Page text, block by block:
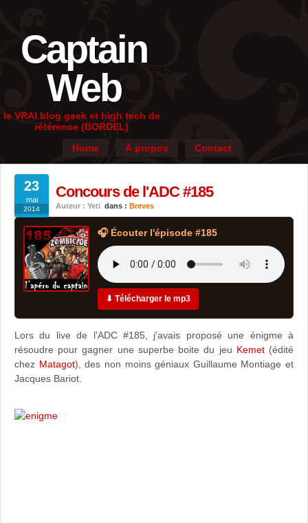
Captain
Web
le VRAI blog geek et high tech de
référence (BORDEL)
Home
À propos Contact
23
mai
2014
Concours de l'ADC #185
Auteur : Yeti dans : Breves
🎧 Écouter l'épisode #185
⬇ Télécharger le mp3
Lors du live de l'ADC #185, j'avais proposé une énigme à
résoudre pour gagner une superbe boite du jeu Kemet(édité
chez Matagot), des non moins géniaux Guillaume Montiage et
Jacques Bariot.